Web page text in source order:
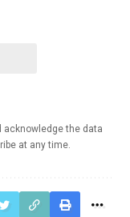
acknowledge the data
at any time.